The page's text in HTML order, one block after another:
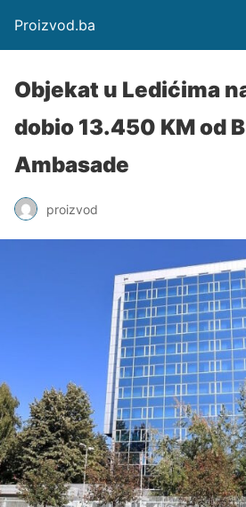
Proizvod.ba
Objekat u Ledićima
dobio 13.450 KM od
Ambasade
proizvod